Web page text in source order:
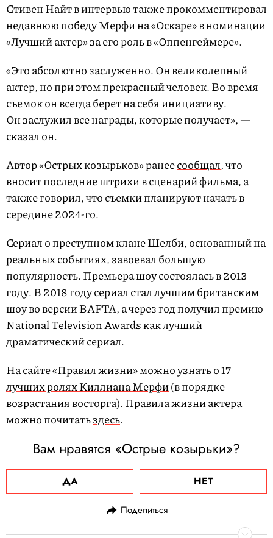
Стивен Найт в интервью также прокомментировал
недавнююпобедуМерфи на «Оскаре» в номинации
«Лучший актер» за его роль в «Оппенгеймере».
«Это абсолютно заслуженно. Он великолепный
актер, но при этом прекрасный человек. Во время
съемок он всегда берет на себя инициативу.
Он заслужил все награды, которые получает», —
сказал он.
Автор «Острых козырьков» ранеесообщал, что
вносит последние штрихи в сценарий фильма, а
также говорил, что съемки планируют начать в
середине 2024-го.
Сериал о преступном клане Шелби, основанный на
реальных событиях, завоевал большую
популярность. Премьера шоу состоялась в 2013
году. В 2018 году сериал стал лучшим британским
шоу во версии BAFTA, а через год получил премию
National Television Awards как лучший
драматический сериал.
На сайте «Правил жизни» можно узнать о17
лучших ролях Киллиана Мерфи(в порядке
возрастания восторга). Правила жизни актера
можно почитатьздесь.
Вам нравятся «Острые козырьки»?
ДА НЕТ
Поделиться